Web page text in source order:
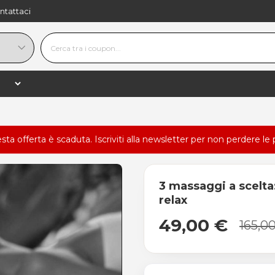
offerta è scaduta. Iscriviti alla newsletter per non perdere le
3 massaggi a
relax
49,00 €